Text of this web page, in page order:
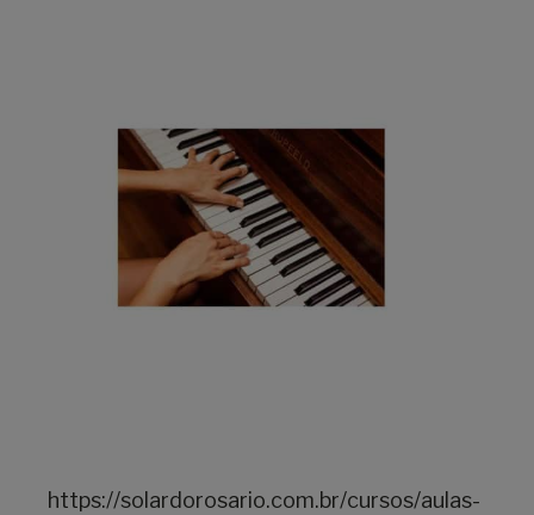
https://solardorosario.com.br/cursos/aulas-